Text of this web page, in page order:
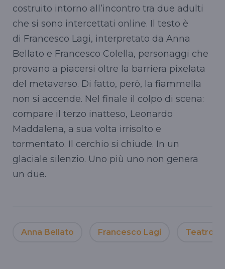
costruito intorno all’incontro tra due adulti
che si sono intercettati online. Il testo è
di Francesco Lagi, interpretato da Anna
Bellato e Francesco Colella, personaggi che
provano a piacersi oltre la barriera pixelata
del metaverso. Di fatto, però, la fiammella
non si accende. Nel finale il colpo di scena:
compare il terzo inatteso, Leonardo
Maddalena, a sua volta irrisolto e
tormentato. Il cerchio si chiude. In un
glaciale silenzio. Uno più uno non genera
un due.
Anna Bellato Francesco Lagi